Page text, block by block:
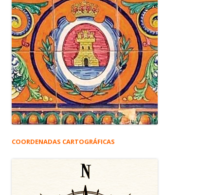
COORDENADAS CARTOGRÁFICAS